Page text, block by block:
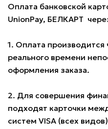
Оплата банковской
UnionPay, БЕЛКАРТ
1. Оплата
реального времени
оформления заказа.
2. Для совершения
подходят карточки
систем VISA (всех